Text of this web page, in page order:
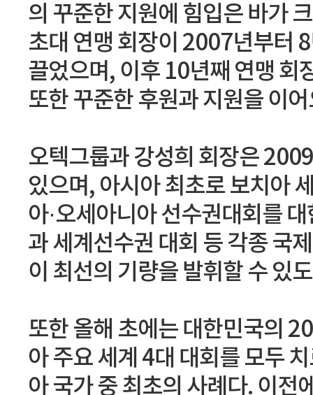
의 꾸준한 지원에 힘입은 바가
초대 연맹 회장이 2007년부터
끌었으며, 이후 10년째 연맹 회
또한 꾸준한 후원과 지원을 이
오텍그룹과 강성희 회장은
있으며, 아시아 최초로 보치아
아·오세아니아 선수권대회를
과 세계선수권 대회 등 각종 국
이 최선의 기량을 발휘할 수 있
또한 올해 초에는 대한민국의
아 주요 세계 4대 대회를 모두
아 국가 중 최초의 사례다. 이